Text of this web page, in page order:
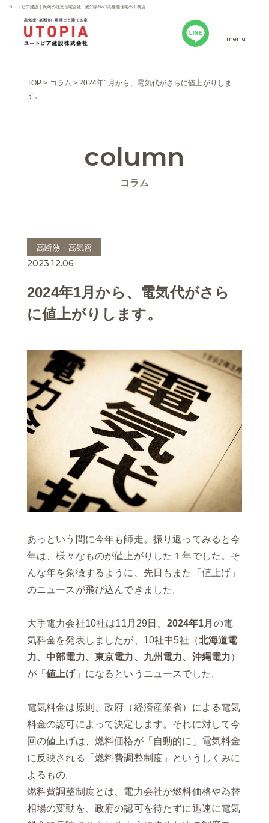
ユートピア建設｜岡崎の注文住宅会社｜愛知県No.1高性能住宅の工務店
menu
TOP > コラム >2024年1月から、電気代がさらに値上がりしま
す。
column
コラム
高断熱・高気密
2023.12.06
2024年1月から、電気代がさら
に値上がりします。
あっという間に今年も師走。振り返ってみると今
年は、様々なものが値上がりした１年でした。そ
んな年を象徴するように、先日もまた「値上げ」
のニュースが飛び込んできました。
大手電力会社10社は11月29日、 2024年1月 の電
気料金を発表しましたが、10社中5社（北海道電
力、中部電力、東京電力、九州電力、沖縄電力）
が「値上げ」になるというニュースでした。
電気料金は原則、政府（経済産業省）による電気
料金の認可によって決定します。それに対して今
回の値上げは、燃料価格が「自動的に」電気料金
に反映される「燃料費調整制度」というしくみに
よるもの。
燃料費調整制度とは、電力会社が燃料価格や為替
相場の変動を、政府の認可を待たずに迅速に電気